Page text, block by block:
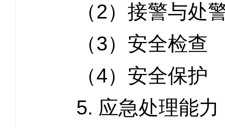
（2）接警与处
（3）安全检查
（4）安全保护
5. 应急处理能力